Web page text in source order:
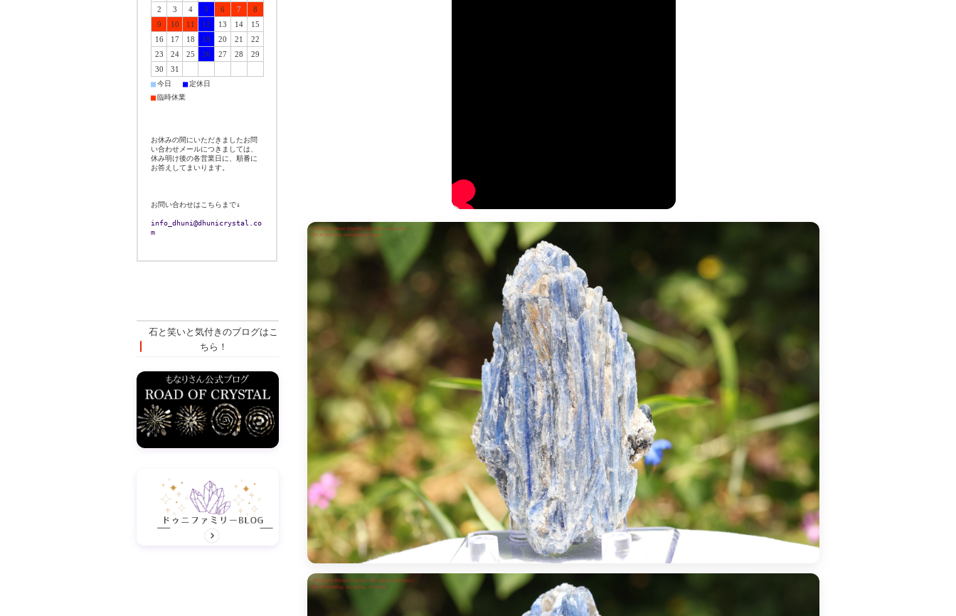
2
3 4 5 6 7
8
9
10 11 12 13 14
15
16
17 18 19 20 21
22
23
24 25 26 27 28
29
30
31
■今日 ■定休日
■ 臨時休業
お休みの間にいただきましたお問
い合わせメールにつきましては、
休み明け後の各営業日に、順番に
お答えしてまいります。
お問い合わせはこちらまで↓
info_dhuni@dhunicrystal.co
m
石と笑いと気付きのブログはこ
ちら！